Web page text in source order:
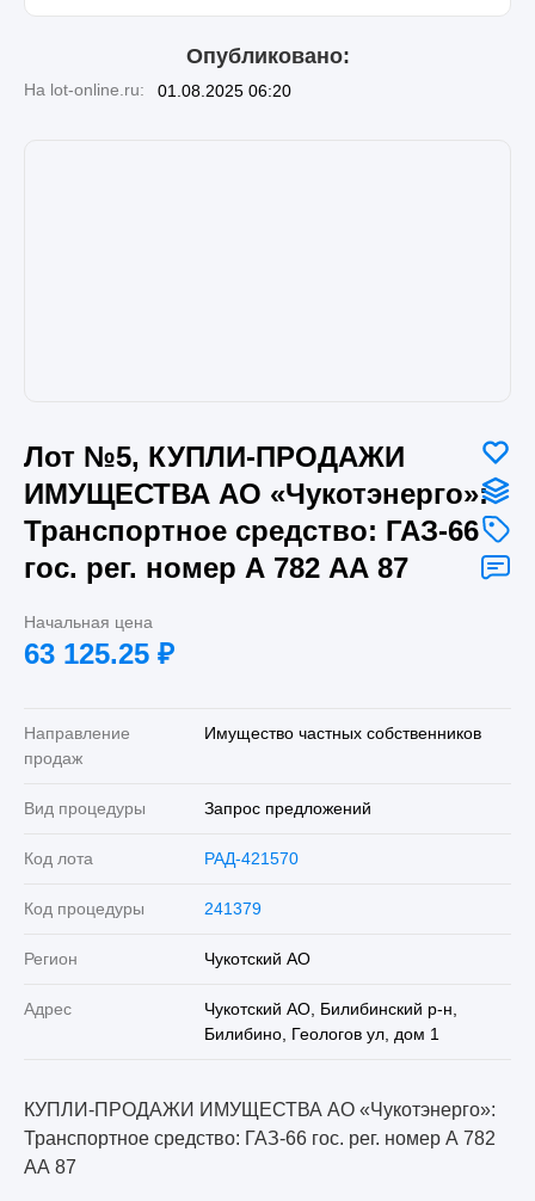
Опубликовано:
На lot-online.ru: 01.08.2025 06:20
Лот №5, КУПЛИ-ПРОДАЖИ
ИМУЩЕСТВА АО «Чукотэнерго»:
Транспортное средство: ГАЗ-66
гос. рег. номер А 782 АА 87
Начальная цена
63 125.25 ₽
Направление
продаж
Имущество частных собственников
Вид процедуры Запрос предложений
Код лота РАД-421570
Код процедуры 241379
Регион Чукотский АО
Адрес
Чукотский АО, Билибинский р-н,
Билибино, Геологов ул, дом 1
КУПЛИ-ПРОДАЖИ ИМУЩЕСТВА АО «Чукотэнерго»:
Транспортное средство: ГАЗ-66 гос. рег. номер А 782
АА 87